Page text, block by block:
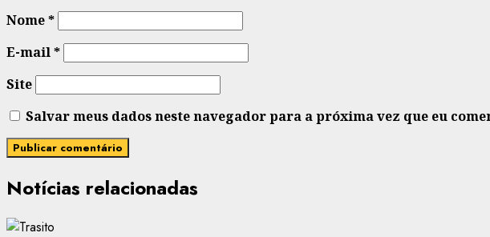
Nome*
E-mail*
Site
Salvar meus dados neste navegador para a próxima vez que eu
Notícias relacionadas